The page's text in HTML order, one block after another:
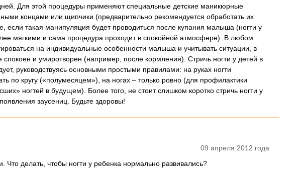
Для этой процедуры применяют специальные детские маникюрные
концами или щипчики (предварительно рекомендуется обработать их
если такая манипуляция будет проводиться после купания малыша (ногти у
мягкими и сама процедура проходит в спокойной атмосфере). В любом
на индивидуальные особенности малыша и учитывать ситуации, в
спокоен и умиротворен (например, после кормления). Стричь ногти у детей в
руководствуясь основными простыми правилами: на руках ногти
по кругу («полумесяцем»), на ногах – только ровно (для профилактики
ногтей в будущем). Более того, не стоит слишком коротко стричь ногти у
заусениц. Будьте здоровы!
09 апреля 2012 года
Что делать, чтобы ногти у ребенка нормально развивались?